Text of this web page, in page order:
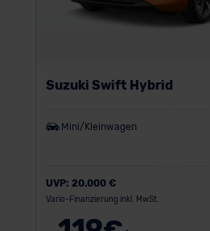
Suzuki Swift Hybrid
Mini/Kleinwagen
UVP: 20.000 €
Vario-Finanzierung inkl. MwSt.